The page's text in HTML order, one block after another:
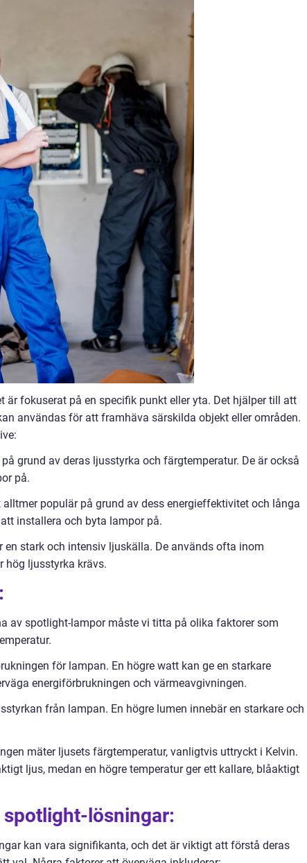
är fokuserat på en specifik punkt eller yta. Det hjälper till att
användas för att framhäva särskilda objekt eller områden.
grund av deras ljusstyrka och färgtemperatur. De är också
på.
populär på grund av dess energieffektivitet och långa
installera och byta lampor på.
stark och intensiv ljuskälla. De används ofta inom
hög ljusstyrka krävs.
av spotlight-lampor måste vi titta på olika faktorer som
för lampan. En högre watt kan ge en starkare
energiförbrukningen och värmeavgivningen.
från lampan. En högre lumen innebär en starkare och
mäter ljusets färgtemperatur, vanligtvis uttryckt i Kelvin.
ljus, medan en högre temperatur ger ett kallare, blåaktigt
lösningar:
kan vara signifikanta, och det är viktigt att förstå deras